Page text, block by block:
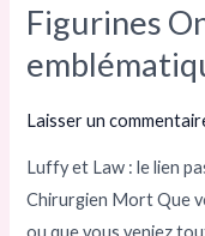
Figurines
Laisser un
Luffy et Law : le lien
Chirurgien Mort Que
ou que vous veniez
Figurines
Piece
emblématiques
Luffy
et